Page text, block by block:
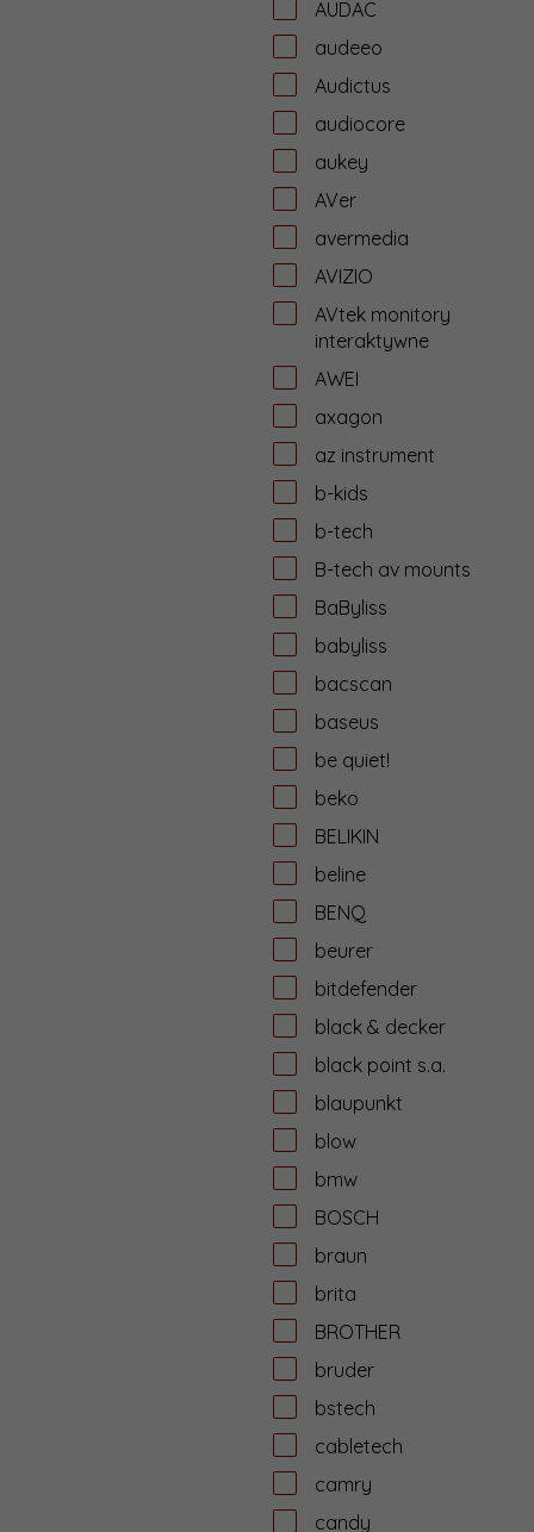
AUDAC
audeeo
Audictus
audiocore
aukey
AVer
avermedia
AVIZIO
AVtek monitory
interaktywne
AWEI
axagon
az instrument
b-kids
b-tech
B-tech av mounts
BaByliss
babyliss
bacscan
baseus
be quiet!
beko
BELIKIN
beline
BENQ
beurer
bitdefender
black & decker
black point s.a.
blaupunkt
blow
bmw
BOSCH
braun
brita
BROTHER
bruder
bstech
cabletech
camry
candy